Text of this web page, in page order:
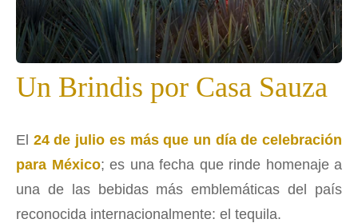
Un Brindis por Casa Sauza
El 24 de julio es más que un día de celebración
para México; es una fecha que rinde homenaje a
una de las bebidas más emblemáticas del país
reconocida internacionalmente: el tequila.